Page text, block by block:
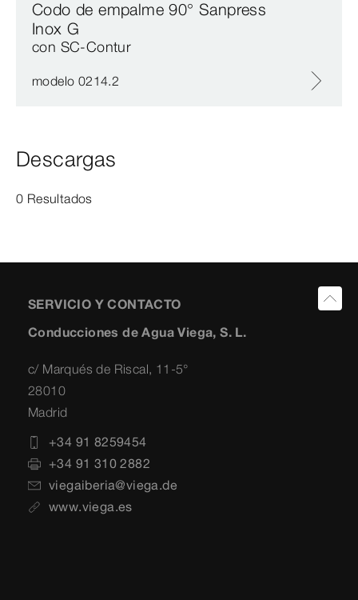
Codo de empalme 90° Sanpress
Inox G
con SC‑Contur
modelo 0214.2
Descargas
0 Resultados
SERVICIO Y CONTACTO
Conducciones de Agua Viega, S. L.
c/ Marqués de Riscal, 11-5°
28010
Madrid
+34 91 8259454
+34 91 310 2882
viegaiberia@viega.de
www.viega.es